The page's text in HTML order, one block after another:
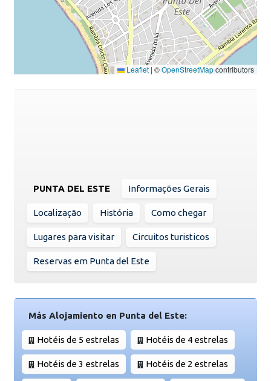
Leaflet | ©OpenStreetMapcontributors
PUNTA DEL ESTE Informações Gerais
Localização História Como chegar
Lugares para visitar Circuitos turisticos
Reservas em Punta del Este
Más Alojamiento en Punta del Este:
Hotéis de 5 estrelas Hotéis de 4 estrelas
Hotéis de 3 estrelas Hotéis de 2 estrelas